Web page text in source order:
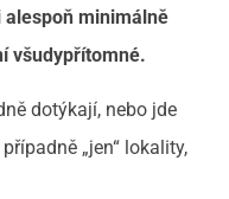
alespoň minimálně
všudypřítomné.
dotýkají, nebo jde
„jen“ lokality,